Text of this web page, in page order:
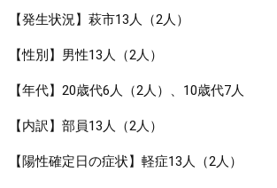
【発生状況】萩市13人（2人）
【性別】男性13人（2人）
【年代】20歳代6人（2人）、10歳代7人
【内訳】部員13人（2人）
【陽性確定日の症状】軽症13人（2人）